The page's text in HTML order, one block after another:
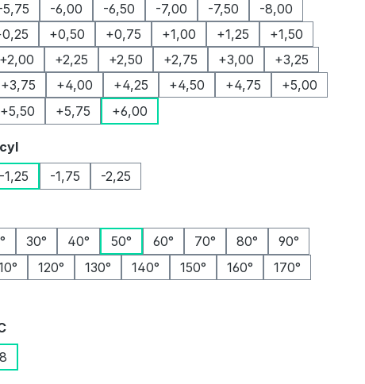
5,75 -6,00 -6,50 -7,00 -7,50
-8,00
+0,50 +0,75 +1,00 +1,25
+1,50
+2,00 +2,25 +2,50 +2,75 +3,00
+3,25
+3,75 +4,00 +4,25 +4,50 +4,75
+5,00
+5,50 +5,75 +6,00
auswählen
-1,25 -1,75 -2,25
30° 40° 50° 60° 70° 80°
90°
120° 130° 140° 150° 160°
170°
auswählen